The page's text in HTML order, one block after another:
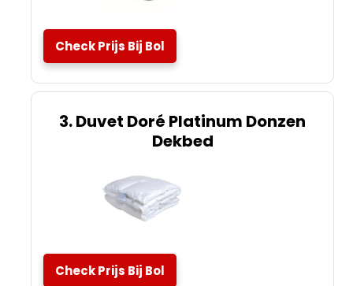
Check Prijs Bij Bol
3. Duvet Doré Platinum Donzen
Dekbed
Check Prijs Bij Bol